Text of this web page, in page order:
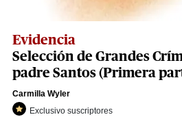
Evidencia
Selección de Grandes
padre Santos (Primera
Carmilla Wyler
Exclusivo suscriptores